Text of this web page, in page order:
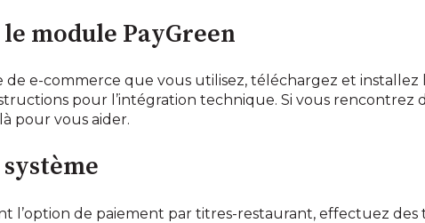
module PayGreen
e-commerce que vous utilisez, téléchargez et installez
pour l’intégration technique. Si vous rencontrez
pour vous aider.
l’option de paiement par titres-restaurant, effectuez des